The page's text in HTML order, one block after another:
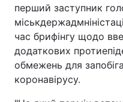
перший заступник
час брифінгу щодо
додаткових
обмежень для
коронавірусу.